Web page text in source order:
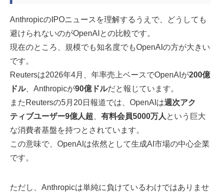
AnthropicのIPOニュースを理解するうえで、どうしても
避けられないのがOpenAIとの比較です。
現在のところ、規模でも知名度でもOpenAIの方が大きい
です。
Reutersは2026年4月、年率売上ベースでOpenAIが200億
ドル、Anthropicが90億ドルだと報じています。
またReutersの5月20日報道では、OpenAIは週次アク
ティブユーザー9億人超
有料会員5000万人 という巨大
な消費者基盤を持つとされています。
この意味で、OpenAIは依然として生成AI市場の中心企業
です。
ただし、Anthropicは単純に負けているわけではありませ